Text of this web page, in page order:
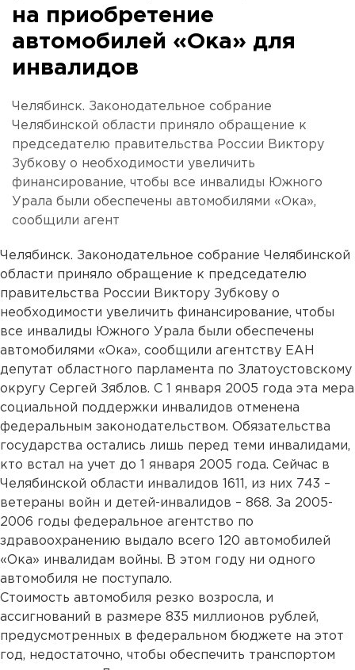
на приобретение
автомобилей «Ока» для
инвалидов
Челябинск. Законодательное собрание
Челябинской области приняло обращение к
председателю правительства России Виктору
Зубкову о необходимости увеличить
финансирование, чтобы все инвалиды Южного
Урала были обеспечены автомобилями «Ока»,
сообщили агент
Челябинск. Законодательное собрание Челябинской
области приняло обращение к председателю
правительства России Виктору Зубкову о
необходимости увеличить финансирование, чтобы
все инвалиды Южного Урала были обеспечены
автомобилями «Ока», сообщили агентству ЕАН
депутат областного парламента по Златоустовскому
округу Сергей Зяблов. С 1 января 2005 года эта мера
социальной поддержки инвалидов отменена
федеральным законодательством. Обязательства
государства остались лишь перед теми инвалидами,
кто встал на учет до 1 января 2005 года. Сейчас в
Челябинской области инвалидов 1611, из них 743 –
ветераны войн и детей-инвалидов – 868. За 2005-
2006 годы федеральное агентство по
здравоохранению выдало всего 120 автомобилей
«Ока» инвалидам войны. В этом году ни одного
автомобиля не поступало.
Стоимость автомобиля резко возросла, и
ассигнований в размере 835 миллионов рублей,
предусмотренных в федеральном бюджете на этот
год, недостаточно, чтобы обеспечить транспортом